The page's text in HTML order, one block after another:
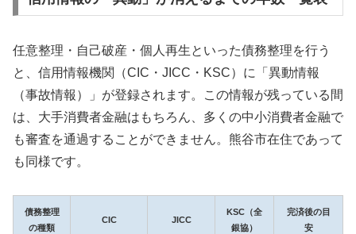
任意整理・自己破産・個人再生といった債務整理を行う
と、信用情報機関（CIC・JICC・KSC）に「異動情報
（事故情報）」が登録されます。この情報が残っている間
は、大手消費者金融はもちろん、多くの中小消費者金融で
も審査を通過することができません。熊谷市在住であって
も同様です。
債務整理
の種類
CIC JICC
KSC（全
銀協）
完済後の目
安